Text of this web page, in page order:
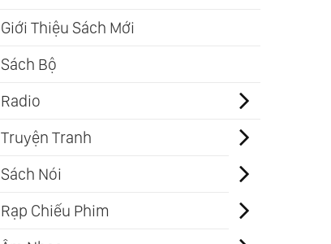
Giới Thiệu Sách Mới
Sách Bộ
Radio
Truyện Tranh
Sách Nói
Rạp Chiếu Phim